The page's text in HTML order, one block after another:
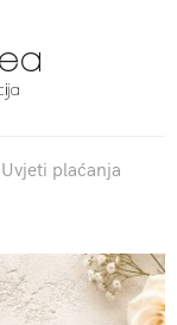
Uvjeti plaćanja